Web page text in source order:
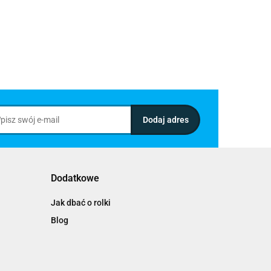
Dodatkowe
Jak dbać o rolki
Blog